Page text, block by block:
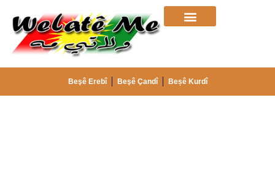
Beşê Erebî Beşê Çandî Beșê Kurdî